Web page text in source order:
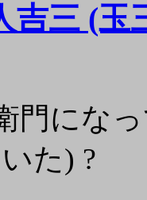
吉三 (玉
門にな
た) ?